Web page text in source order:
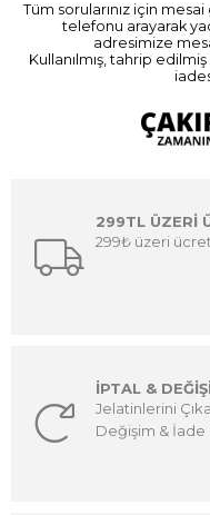
Tüm sorularınız için
telefonu arayarak
adresimize
Kullanılmış, tahrip
299TL ÜZERİ
299₺ üzeri
İPTAL &
Jelatinlerini
Değişim & İade